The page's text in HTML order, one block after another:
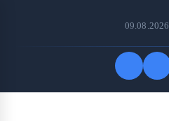
09.08.2026